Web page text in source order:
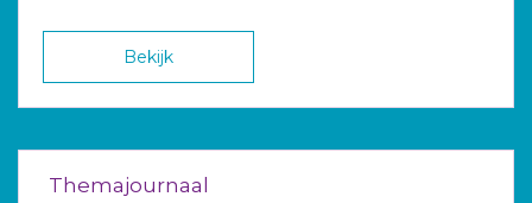
Bekijk
Themajournaal